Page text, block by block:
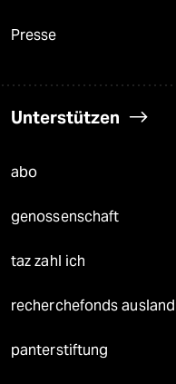
Presse
Unterstützen
abo
genossenschaft
taz zahl ich
recherchefonds ausland
panterstiftung